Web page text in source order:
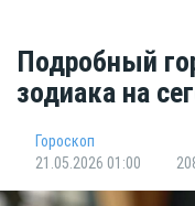
Подробный
зодиака на
Гороскоп
21.05.2026 01:00